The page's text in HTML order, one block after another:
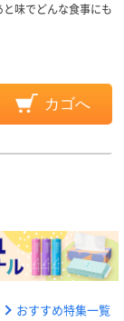
味でどんな食事にも
カゴへ
おすすめ特集一覧